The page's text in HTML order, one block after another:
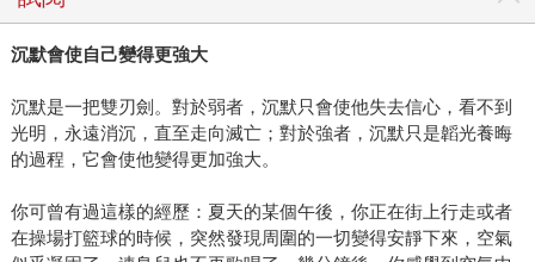
沉默會使自己變得更強大
沉默是一把雙刃劍。對於弱者，沉默只會使他失去信心，看不到
光明，永遠消沉，直至走向滅亡；對於強者，沉默只是韜光養晦
的過程，它會使他變得更加強大。
你可曾有過這樣的經歷：夏天的某個午後，你正在街上行走或者
在操場打籃球的時候，突然發現周圍的一切變得安靜下來，空氣